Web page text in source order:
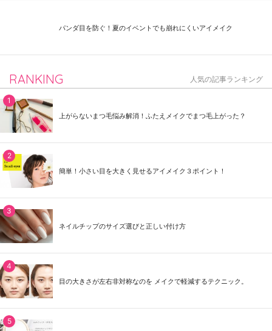
パンダ目を防ぐ！夏のイベントでも崩れにくいアイメイク
RANKING 人気の記事ランキング
上がらないまつ毛悩み解消！ふたえメイクでまつ毛上がった？
簡単！小さい目を大きく見せるアイメイク３ポイント！
ネイルチップのサイズ選びと正しい付け方
目の大きさが左右非対称なのを メイクで軽減するテクニック。